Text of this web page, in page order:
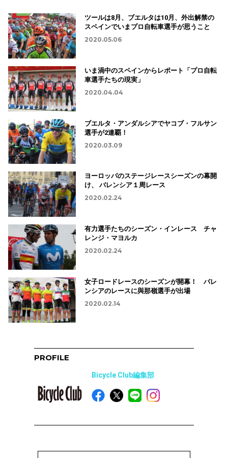
ツールは8月、ブエルタは10月、外出解禁の
スペインでいまプロ自転車選手が思うこと
2020.05.06
いま渦中のスペインからレポート「プロ自転
車選手たちの現実」
2020.04.04
ブエルタ・アンダルシアでヤコブ・フルサン
選手が2連覇！
2020.03.09
ヨーロッパのステージレースシーズンの幕開
け、 バレンシア１周レース
2020.02.24
有力選手たちのシーズン・インレース チャ
レンジ・マヨルカ
2020.02.24
女子ロードレースのシーズンが開幕！ バレ
ンシアのレースに與那嶺選手が出場
2020.02.14
PROFILE
Bicycle Club編集部